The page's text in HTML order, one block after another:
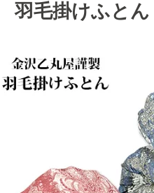
羽毛掛けふとん